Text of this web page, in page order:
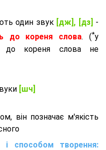
один звук [дж], [дз] -
до кореня слова. (*у
до кореня слова не
[шч]
він позначає м'якість
і способом творення: